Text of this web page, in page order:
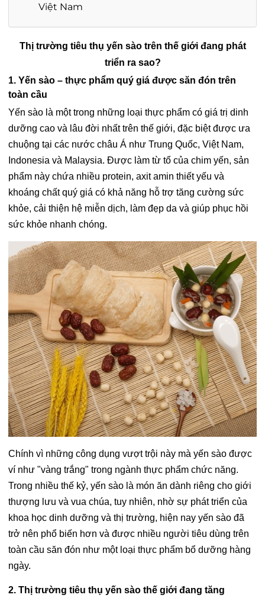
Việt Nam
Thị trường tiêu thụ yến sào trên thế giới đang phát
triển ra sao?
1. Yến sào – thực phẩm quý giá được săn đón trên
toàn cầu
Yến sào là một trong những loại thực phẩm có giá trị dinh
dưỡng cao và lâu đời nhất trên thế giới, đặc biệt được ưa
chuộng tại các nước châu Á như Trung Quốc, Việt Nam,
Indonesia và Malaysia. Được làm từ tổ của chim yến, sản
phẩm này chứa nhiều protein, axit amin thiết yếu và
khoáng chất quý giá có khả năng hỗ trợ tăng cường sức
khỏe, cải thiện hệ miễn dịch, làm đẹp da và giúp phục hồi
sức khỏe nhanh chóng.
Chính vì những công dụng vượt trội này mà yến sào được
ví như "vàng trắng" trong ngành thực phẩm chức năng.
Trong nhiều thế kỷ, yến sào là món ăn dành riêng cho giới
thượng lưu và vua chúa, tuy nhiên, nhờ sự phát triển của
khoa học dinh dưỡng và thị trường, hiện nay yến sào đã
trở nên phổ biến hơn và được nhiều người tiêu dùng trên
toàn cầu săn đón như một loại thực phẩm bổ dưỡng hàng
ngày.
2. Thị trường tiêu thụ yến sào thế giới đang tăng